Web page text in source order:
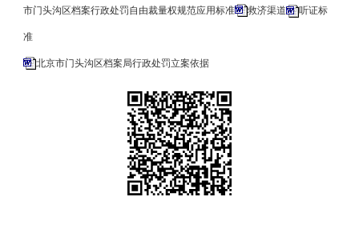
市门头沟区档案行政处罚自由裁量权规范应用标准
救济渠道
听证标
准
北京市门头沟区档案局行政处罚立案依据